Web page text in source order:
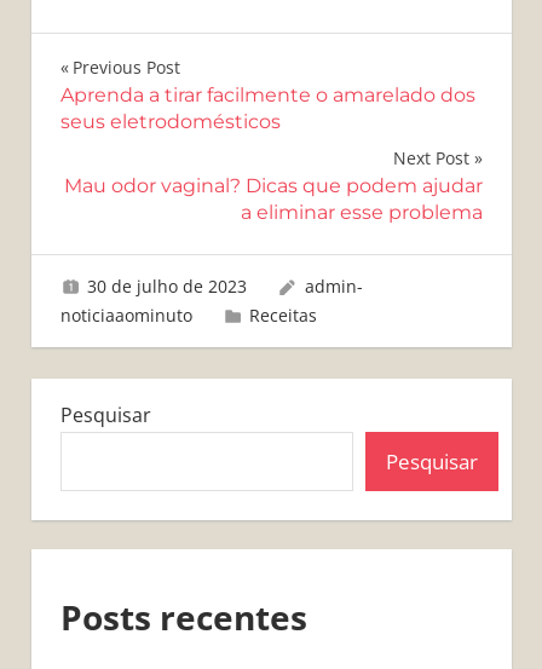
Navegação
de
Post
Previous Post
Aprenda a tirar facilmente o amarelado dos
seus eletrodomésticos
Next Post
Mau odor vaginal? Dicas que podem ajudar
a eliminar esse problema
30 de julho de 2023
admin-
noticiaaominuto
Receitas
Pesquisar
Pesquisar
Posts recentes